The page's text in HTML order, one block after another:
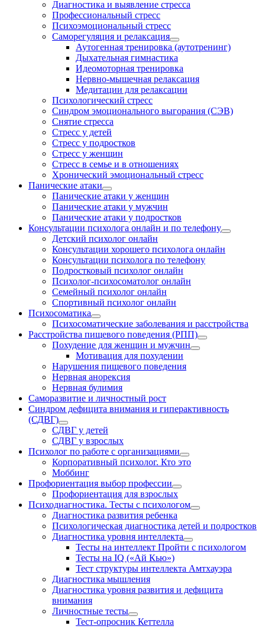
Диагностика и выявление стресса
Профессиональный стресс
Психоэмоциональный стресс
Саморегуляция и релаксация
Аутогенная тренировка (аутотренинг)
Дыхательная гимнастика
Идеомоторная тренировка
Нервно-мышечная релаксация
Медитации для релаксации
Психологический стресс
Синдром эмоционального выгорания (СЭВ)
Снятие стресса
Стресс у детей
Стресс у подростков
Стресс у женщин
Стресс в семье и в отношениях
Хронический эмоциональный стресс
Панические атаки
Панические атаки у женщин
Панические атаки у мужчин
Панические атаки у подростков
Консультации психолога онлайн и по телефону
Детский психолог онлайн
Консультации хорошего психолога онлайн
Консультации психолога по телефону
Подростковый психолог онлайн
Психолог-психосоматолог онлайн
Семейный психолог онлайн
Спортивный психолог онлайн
Психосоматика
Психосоматические заболевания и расстройства
Расстройства пищевого поведения (РПП)
Похудение для женщин и мужчин
Мотивация для похудении
Нарушения пищевого поведения
Нервная анорексия
Нервная булимия
Саморазвитие и личностный рост
Синдром дефицита внимания и гиперактивность
(СДВГ)
СДВГ у детей
СДВГ у взрослых
Психолог по работе с организациями
Корпоративный психолог. Кто это
Моббинг
Профориентация выбор профессии
Профориентация для взрослых
Психодиагностика. Тесты с психологом
Диагностика развития ребенка
Психологическая диагностика детей и подростков
Диагностика уровня интеллекта
Тесты на интеллект Пройти с психологом
Тесты на IQ («Ай Кью»)
Тест структуры интеллекта Амтхауэра
Диагностика мышления
Диагностика уровня развития и дефицита
внимания
Личностные тесты
Тест-опросник Кеттелла